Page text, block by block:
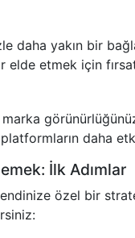
yakın bir
elde etmek için
marka
daha
İlk Adımlar
özel bir